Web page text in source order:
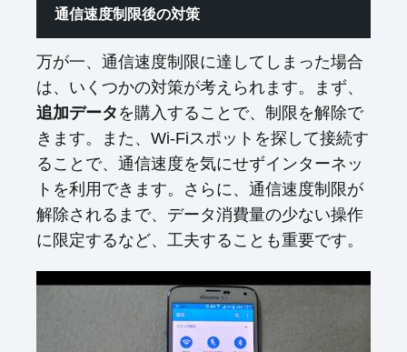
通信速度制限後の対策
万が一、通信速度制限に達してしまった場合
は、いくつかの対策が考えられます。まず、
追加データ を購入することで、制限を解除で
きます。また、Wi-Fiスポットを探して接続す
ることで、通信速度を気にせずインターネッ
トを利用できます。さらに、通信速度制限が
解除されるまで、データ消費量の少ない操作
に限定するなど、工夫することも重要です。